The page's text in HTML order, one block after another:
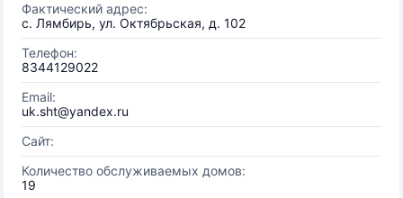
Фактический адрес:
с. Лямбирь, ул. Октябрьская, д. 102
Телефон:
8344129022
Email:
uk.sht@yandex.ru
Сайт:
Количество обслуживаемых домов:
19